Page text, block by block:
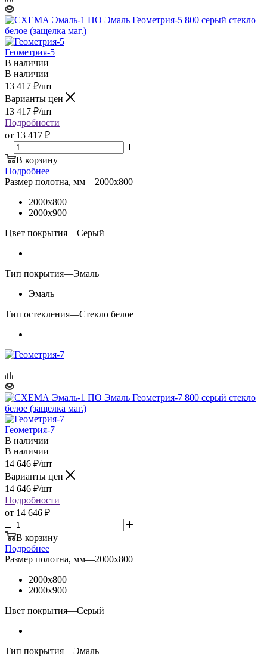
Геометрия-5
В наличии
В наличии
13 417 ₽/шт
Варианты цен
13 417 ₽/шт
Подробности
от 13 417 ₽
В корзину
Подробнее
Размер полотна, мм—2000x800
2000x800
2000x900
Цвет покрытия—Серый
Тип покрытия—Эмаль
Эмаль
Тип остекления—Стекло белое
Геометрия-7
В наличии
В наличии
14 646 ₽/шт
Варианты цен
14 646 ₽/шт
Подробности
от 14 646 ₽
В корзину
Подробнее
Размер полотна, мм—2000x800
2000x800
2000x900
Цвет покрытия—Серый
Тип покрытия—Эмаль